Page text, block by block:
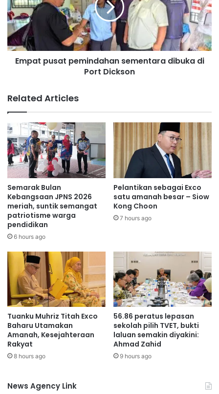
s
l
T
a
t
i
a
k
d
i
p
n
g
g
i
r
a
n
t
p
s
a
i
n
d
a
h
a
n
s
e
m
e
n
t
a
a
d
i
b
u
k
a
d
i
P
o
D
Empat pusat pemindahan sementara dibuka di
Port Dickson
Related Articles
Semarak Bulan
Kebangsaan JPNS 2026
meriah, suntik semangat
patriotisme warga
pendidikan
6 hours ago
Pelantikan sebagai Exco
satu amanah besar – Siow
Kong Choon
7 hours ago
Tuanku Muhriz Titah Exco
Baharu Utamakan
Amanah, Kesejahteraan
Rakyat
8 hours ago
56.86 peratus lepasan
sekolah pilih TVET, bukti
laluan semakin diyakini:
Ahmad Zahid
9 hours ago
News Agency Link